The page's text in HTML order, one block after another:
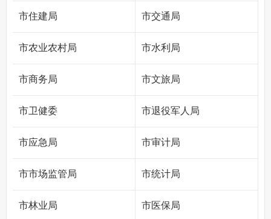
市住建局 市交通局
市农业农村局 市水利局
市商务局 市文旅局
市卫健委 市退役军人局
市应急局 市审计局
市市场监管局 市统计局
市林业局 市医保局